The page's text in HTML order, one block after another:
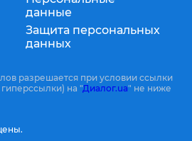
данные
Защита персональных
данных
разрешается при условии ссылки
на "Диалог.ua" не ниже